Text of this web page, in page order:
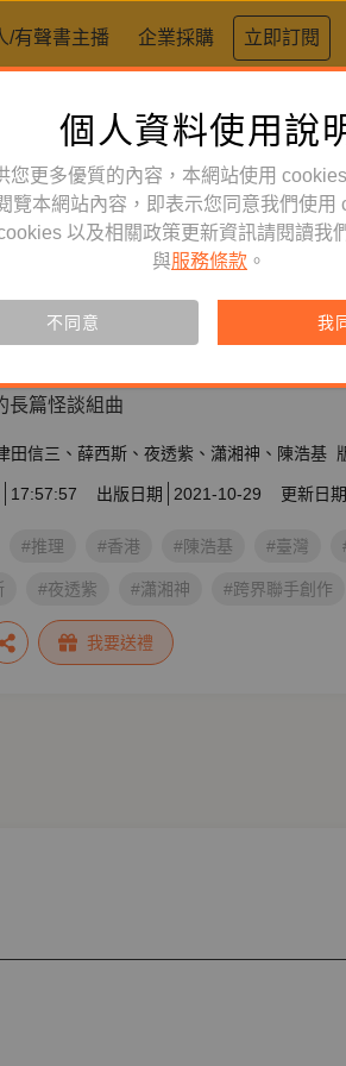
/有聲書主播 企業採購 立即訂閱
有聲書 文學小說
怪談競演奇物語
品僅限單獨購買
家跨界聯手創作！三津田信三、薛西
長篇怪談組曲
田信三 薛西斯 夜透紫 瀟湘神 陳浩基
17:57:57 出版日期 2021-10-29 更新日期
#推理 #香港 #陳浩基 #臺灣
#夜透紫 #瀟湘神 #跨界聯手創作
我要送禮
個人資料使用說
您更多優質的內容，本網站使用
覽本網站內容，即表示您同意我們使用
以及相關政策更新資訊請閱讀我
與服務條款 。
不同意 我